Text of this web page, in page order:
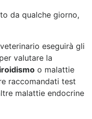
da qualche giorno,
eseguirà gli
per valutare la
o malattie
raccomandati test
malattie endocrine